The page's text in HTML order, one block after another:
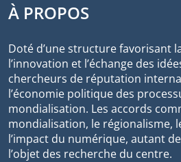
À PROPOS
Doté d’une structure favorisant
l’innovation et l’échange des
chercheurs de réputation
l’économie politique des
mondialisation. Les accords
mondialisation, le régionalisme,
l’impact du numérique, autant
l’objet des recherche du centre.